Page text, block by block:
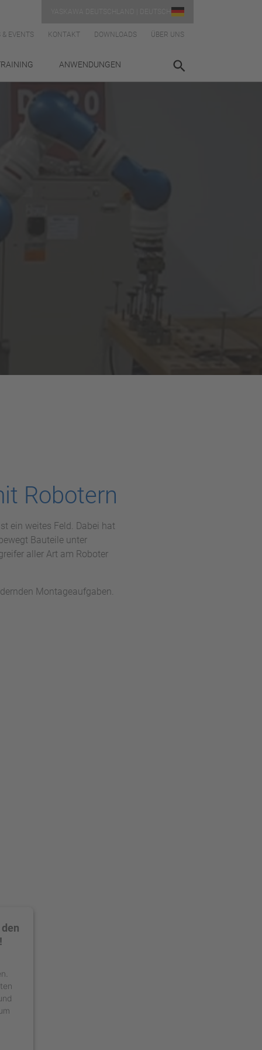
& EVENTS KONTAKT DOWNLOADS ÜBER UNS
ANWENDUNGEN
Robotern
ein weites Feld. Dabei hat
Bauteile unter
aller Art am Roboter
Montageaufgaben.